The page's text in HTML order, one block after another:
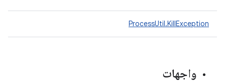
ProcessUtil.KillException
واجهات